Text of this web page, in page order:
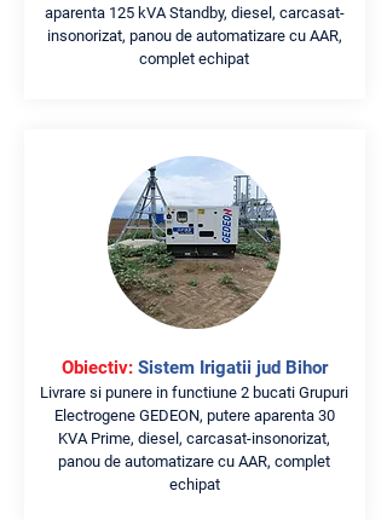
aparenta 125 kVA Standby, diesel, carcasat-
insonorizat, panou de automatizare cu AAR,
complet echipat
Obiectiv: Sistem Irigatii jud Bihor
Livrare si punere in functiune 2 bucati Grupuri
Electrogene GEDEON, putere aparenta 30
KVA Prime, diesel, carcasat-insonorizat,
panou de automatizare cu AAR, complet
echipat